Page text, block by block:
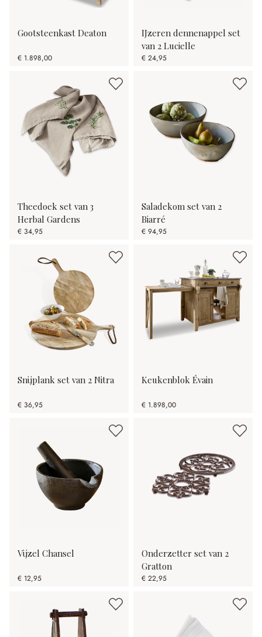
Gootsteenkast Deaton
€ 1.898,00
IJzeren dennenappel set
van 2 Lucielle
€ 24,95
Theedoek set van 3
Herbal Gardens
€ 34,95
Saladekom set van 2
Biarré
€ 94,95
Snijplank set van 2 Nitra
€ 36,95
Keukenblok Évain
€ 1.898,00
Vijzel Chansel
€ 12,95
Onderzetter set van 2
Gratton
€ 22,95